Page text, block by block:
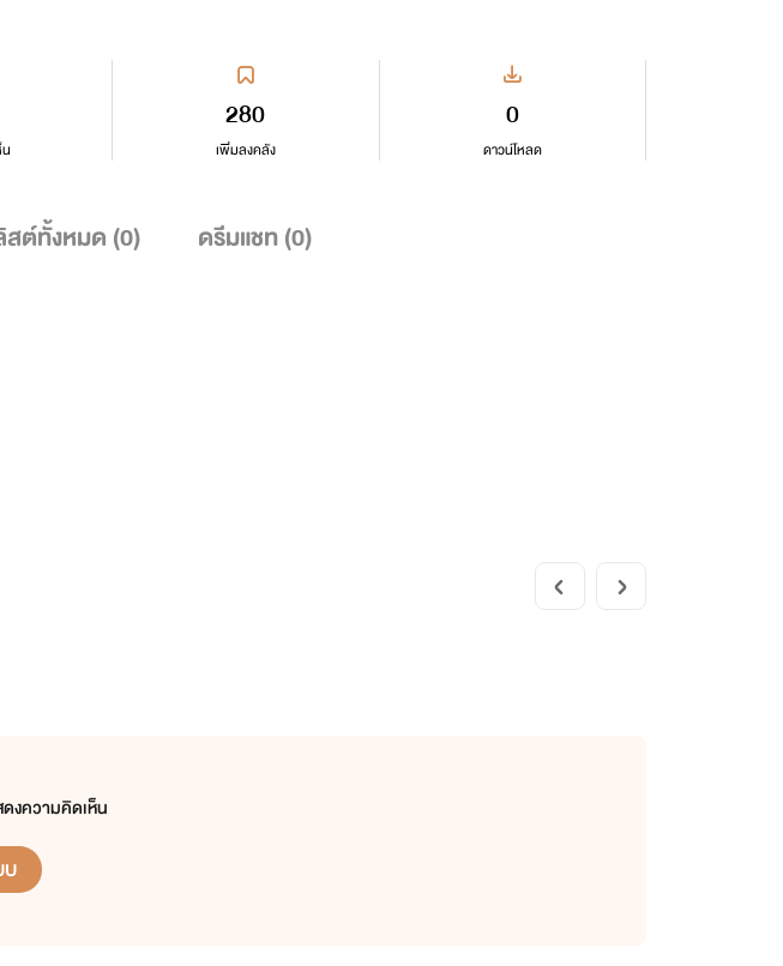
280
เพิ่มลงคลัง
0
ดาวน์โหลด
ต์ทั้งหมด (0) ดรีมแชท (0)
งความคิดเห็น
บ